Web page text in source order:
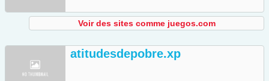
Voir des sites comme juegos.com
atitudesdepobre.xp